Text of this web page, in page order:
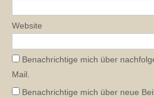
Website
Benachrichtige mich über
Mail.
Benachrichtige mich über neue